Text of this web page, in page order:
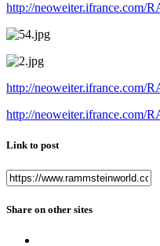
http://neoweiter.ifrance.com/
http://neoweiter.ifrance.com/
http://neoweiter.ifrance.com/
Link to post
Share on other sites